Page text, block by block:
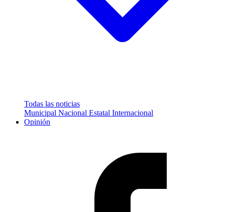
Todas las noticias
Municipal Nacional Estatal Internacional
Opinión